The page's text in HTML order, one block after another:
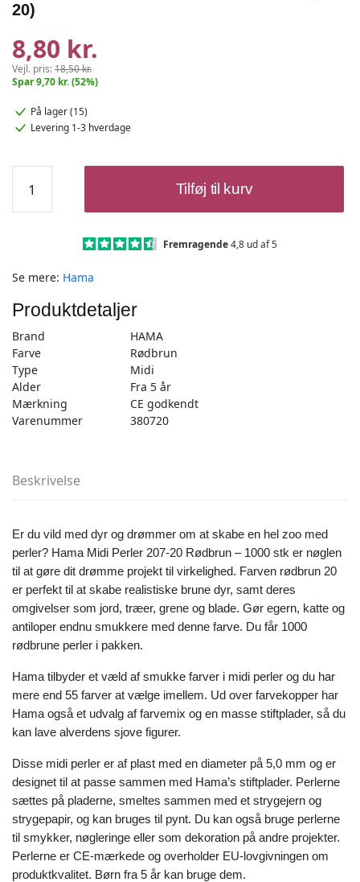
20)
8,80 kr.
Vejl. pris:18,50 kr.
Spar 9,70 kr. (52%)
På lager (15)
Levering 1-3 hverdage
Perler
-
-
(207-
20)
antal
Tilføj til kurv
Fremragende4,8 ud af 5
Se mere: Hama
Produktdetaljer
Brand
HAMA
Farve
Rødbrun
Type
Midi
Alder
Fra 5 år
Mærkning
CE godkendt
Varenummer
380720
Beskrivelse
Er du vild med dyr og drømmer om at skabe en hel zoo med
perler? Hama Midi Perler 207-20 Rødbrun – 1000 stk er nøglen
til at gøre dit drømme projekt til virkelighed. Farven rødbrun 20
er perfekt til at skabe realistiske brune dyr, samt deres
omgivelser som jord, træer, grene og blade. Gør egern, katte og
antiloper endnu smukkere med denne farve. Du får 1000
rødbrune perler i pakken.
Hama tilbyder et væld af smukke farver i midi perler og du har
mere end 55 farver at vælge imellem. Ud over farvekopper har
Hama også et udvalg af farvemix og en masse stiftplader, så du
kan lave alverdens sjove figurer.
Disse midi perler er af plast med en diameter på 5,0 mm og er
designet til at passe sammen med Hama’s stiftplader. Perlerne
sættes på pladerne, smeltes sammen med et strygejern og
strygepapir, og kan bruges til pynt. Du kan også bruge perlerne
til smykker, nøgleringe eller som dekoration på andre projekter.
Perlerne er CE-mærkede og overholder EU-lovgivningen om
produktkvalitet. Børn fra 5 år kan bruge dem.